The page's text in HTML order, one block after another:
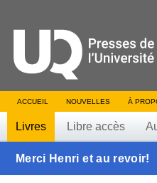
ACCUEIL NOUVELLES À
Livres Libre accès
Merci Henri et au revoir!